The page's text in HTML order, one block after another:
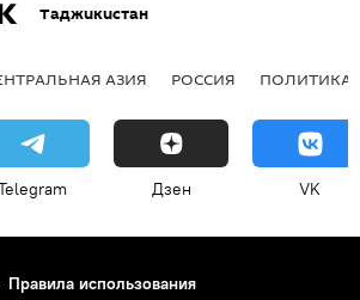
Таджикистан
АЗИЯ РОССИЯ ПОЛИТИКА
Дзен VK
Правила использования